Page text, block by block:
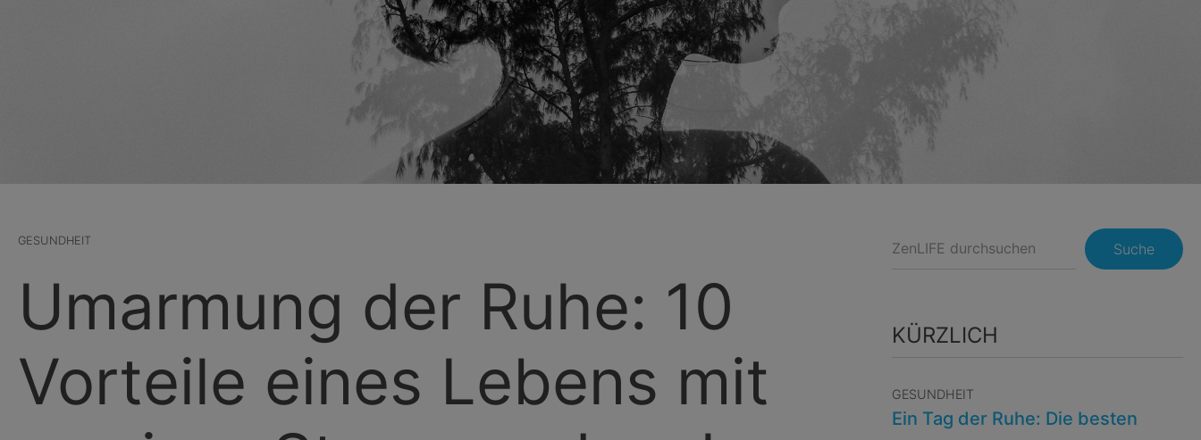
GESUNDHEIT
Umarmung der Ruhe: 10
Vorteile eines Lebens mit
Suche
KÜRZLICH
GESUNDHEIT
Ein Tag der Ruhe: Die besten